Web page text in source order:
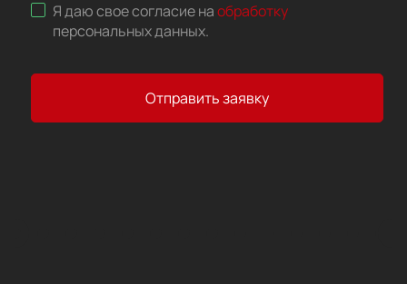
Я даю свое согласие наобработку
персональных данных.
Отправить заявку